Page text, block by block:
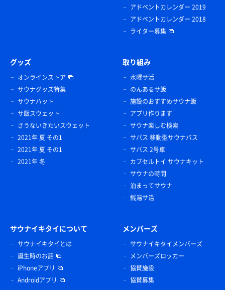
アドベントカレンダー 2019
アドベントカレンダー 2018
ライター募集
グッズ
オンラインストア
サウナグッズ特集
サウナハット
サ飯スウェット
さうないきたいスウェット
2021年 夏 その1
2021年 夏 その1
2021年 冬
取り組み
水曜サ活
のんあるサ飯
施設のおすすめサウナ飯
アプリ作ります
サウナ楽しむ検索
サバス 移動型サウナバス
サバス 2号車
カプセルトイ サウナキット
サウナの時間
泊まってサウナ
銭湯サ活
サウナイキタイについて
サウナイキタイとは
誕生時のお話
iPhoneアプリ
Androidアプリ
メンバーズ
サウナイキタイメンバーズ
メンバーズロッカー
協賛施設
協賛募集